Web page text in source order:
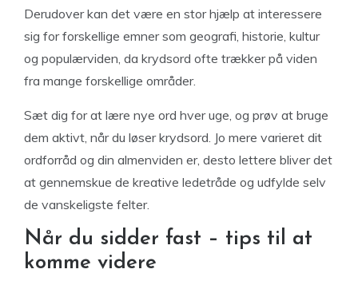
Derudover kan det være en stor hjælp at interessere
sig for forskellige emner som geografi, historie, kultur
og populærviden, da krydsord ofte trækker på viden
fra mange forskellige områder.
Sæt dig for at lære nye ord hver uge, og prøv at bruge
dem aktivt, når du løser krydsord. Jo mere varieret dit
ordforråd og din almenviden er, desto lettere bliver det
at gennemskue de kreative ledetråde og udfylde selv
de vanskeligste felter.
Når du sidder fast – tips til at
komme videre